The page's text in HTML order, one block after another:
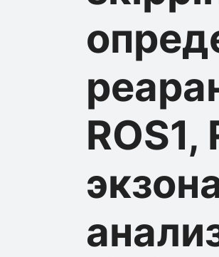
ROS1,